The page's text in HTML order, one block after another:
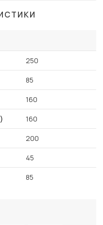
250
85
160
160
200
45
85